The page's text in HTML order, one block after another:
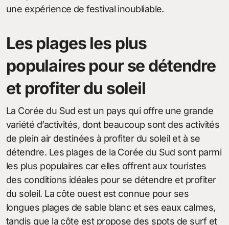
une expérience de festival inoubliable.
Les plages les plus
populaires pour se détendre
et profiter du soleil
La Corée du Sud est un pays qui offre une grande
variété d’activités, dont beaucoup sont des activités
de plein air destinées à profiter du soleil et à se
détendre. Les plages de la Corée du Sud sont parmi
les plus populaires car elles offrent aux touristes
des conditions idéales pour se détendre et profiter
du soleil. La côte ouest est connue pour ses
longues plages de sable blanc et ses eaux calmes,
tandis que la côte est propose des spots de surf et